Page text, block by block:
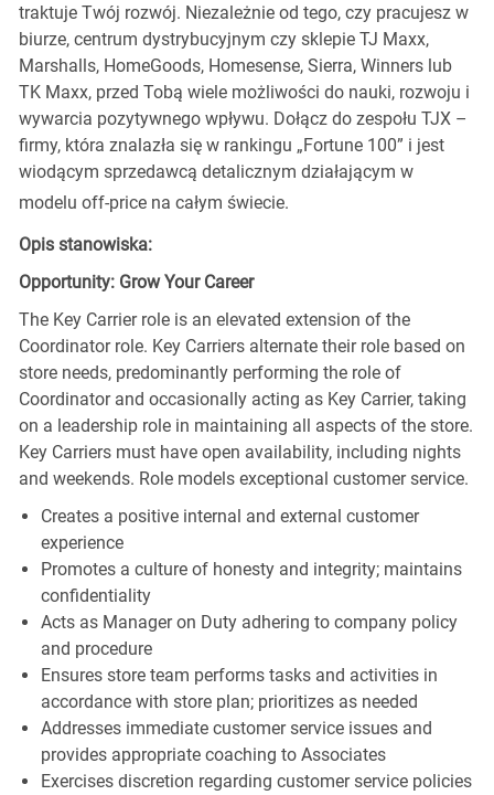
traktuje Twój rozwój. Niezależnie od tego, czy pracujesz w
biurze, centrum dystrybucyjnym czy sklepie TJ Maxx,
Marshalls, HomeGoods, Homesense, Sierra, Winners lub
TK Maxx, przed Tobą wiele możliwości do nauki, rozwoju i
wywarcia pozytywnego wpływu. Dołącz do zespołu TJX –
firmy, która znalazła się w rankingu „Fortune 100” i jest
wiodącym sprzedawcą detalicznym działającym w
modelu off-price na całym świecie.
Opis stanowiska:
Opportunity: Grow Your Career
The Key Carrier role is an elevated extension of the
Coordinator role. Key Carriers alternate their role based on
store needs, predominantly performing the role of
Coordinator and occasionally acting as Key Carrier, taking
on a leadership role in maintaining all aspects of the store.
Key Carriers must have open availability, including nights
and weekends. Role models exceptional customer service.
Creates a positive internal and external customer
experience
Promotes a culture of honesty and integrity; maintains
confidentiality
Acts as Manager on Duty adhering to company policy
and procedure
Ensures store team performs tasks and activities in
accordance with store plan; prioritizes as needed
Addresses immediate customer service issues and
provides appropriate coaching to Associates
Exercises discretion regarding customer service policies